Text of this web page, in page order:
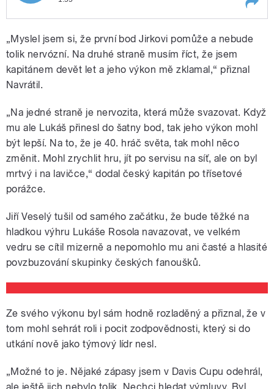
pause
prohraném utkání v Davis Cupu Jiří
Veselý. Po prvním dnu je stav
barážového duelu Indie - Česká
republika vyrovnaný
„Myslel jsem si, že první bod Jirkovi pomůže a nebude
tolik nervózní. Na druhé straně musím říct, že jsem
kapitánem devět let a jeho výkon mě zklamal,“ přiznal
Navrátil.
„Na jedné straně je nervozita, která může svazovat. Když
mu ale Lukáš přinesl do šatny bod, tak jeho výkon mohl
být lepší. Na to, že je 40. hráč světa, tak mohl něco
změnit. Mohl zrychlit hru, jít po servisu na síť, ale on byl
mrtvý i na lavičce,“ dodal český kapitán po třísetové
porážce.
Jiří Veselý tušil od samého začátku, že bude těžké na
hladkou výhru Lukáše Rosola navazovat, ve velkém
vedru se cítil mizerně a nepomohlo mu ani časté a hlasité
povzbuzování skupinky českých fanoušků.
Ze svého výkonu byl sám hodně rozladěný a přiznal, že v
tom mohl sehrát roli i pocit zodpovědnosti, který si do
utkání nově jako týmový lídr nesl.
„Možné to je. Nějaké zápasy jsem v Davis Cupu odehrál,